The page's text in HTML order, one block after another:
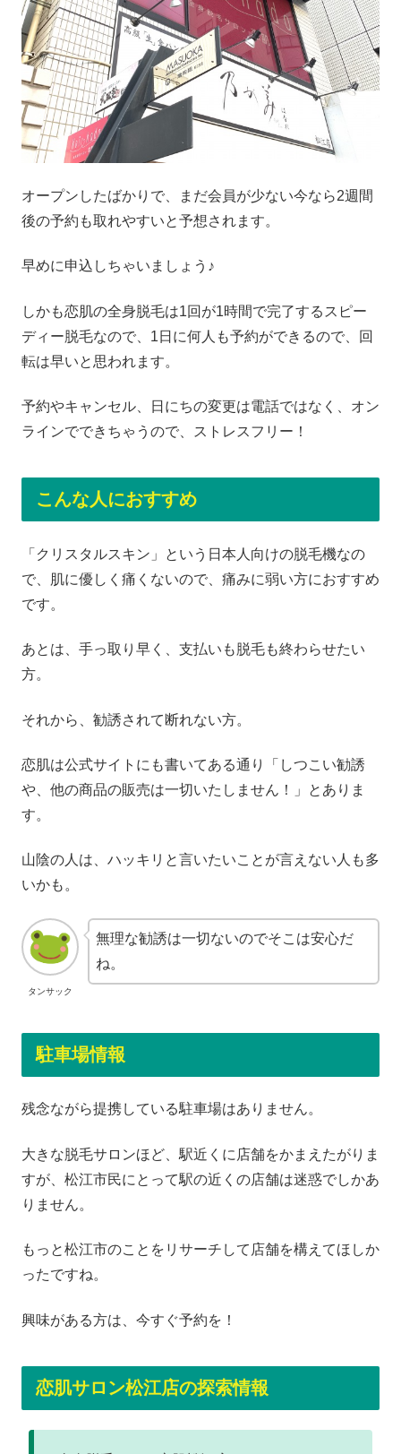
オープンしたばかりで、まだ会員が少ない今なら2週間
後の予約も取れやすいと予想されます。
早めに申込しちゃいましょう♪
しかも恋肌の全身脱毛は1回が1時間で完了するスピー
ディー脱毛なので、1日に何人も予約ができるので、回
転は早いと思われます。
予約やキャンセル、日にちの変更は電話ではなく、オン
ラインでできちゃうので、ストレスフリー！
こんな人におすすめ
「クリスタルスキン」という日本人向けの脱毛機なの
で、肌に優しく痛くないので、痛みに弱い方におすすめ
です。
あとは、手っ取り早く、支払いも脱毛も終わらせたい
方。
それから、勧誘されて断れない方。
恋肌は公式サイトにも書いてある通り「しつこい勧誘
や、他の商品の販売は一切いたしません！」とありま
す。
山陰の人は、ハッキリと言いたいことが言えない人も多
いかも。
タンサック
無理な勧誘は一切ないのでそこは安心だ
ね。
駐車場情報
残念ながら提携している駐車場はありません。
大きな脱毛サロンほど、駅近くに店舗をかまえたがりま
すが、松江市民にとって駅の近くの店舗は迷惑でしかあ
りません。
もっと松江市のことをリサーチして店舗を構えてほしか
ったですね。
興味がある方は、今すぐ予約を！
恋肌サロン松江店の探索情報